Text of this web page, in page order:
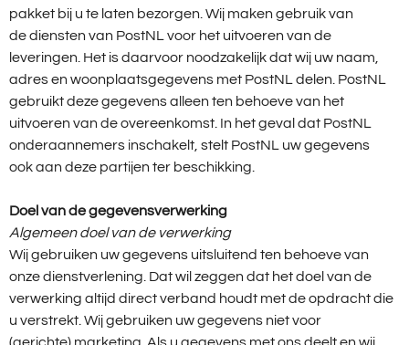
pakket bij u te laten bezorgen. Wij maken gebruik van
de diensten van PostNL voor het uitvoeren van de
leveringen. Het is daarvoor noodzakelijk dat wij uw naam,
adres en woonplaatsgegevens met PostNL delen. PostNL
gebruikt deze gegevens alleen ten behoeve van het
uitvoeren van de overeenkomst. In het geval dat PostNL
onderaannemers inschakelt, stelt PostNL uw gegevens
ook aan deze partijen ter beschikking.
Doel van de gegevensverwerking
Algemeen doel van de verwerking
Wij gebruiken uw gegevens uitsluitend ten behoeve van
onze dienstverlening. Dat wil zeggen dat het doel van de
verwerking altijd direct verband houdt met de opdracht die
u verstrekt. Wij gebruiken uw gegevens niet voor